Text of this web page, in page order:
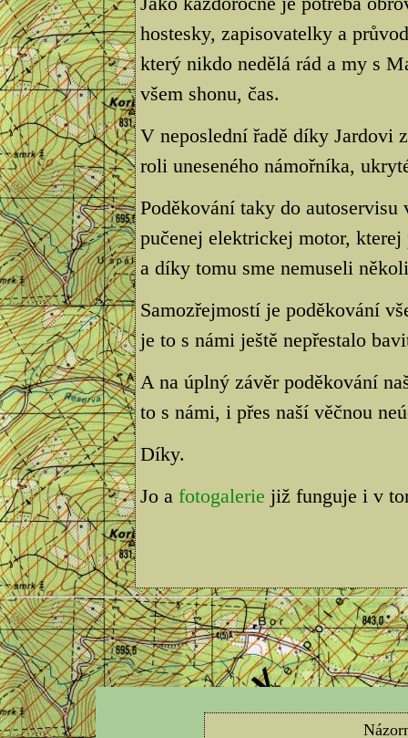
hostesky, zapisovatelky a
který nikdo nedělá rád a my s
všem shonu, čas.
V neposlední řadě díky Jardovi
roli uneseného námořníka,
Poděkování taky do
pučenej elektrickej motor,
a díky tomu sme nemuseli
Samozřejmostí je poděkování
je to s námi ještě nepřestalo
A na úplný závěr poděkování
to s námi, i přes naší věčnou
Díky.
Jo a fotogalerie již funguje i v